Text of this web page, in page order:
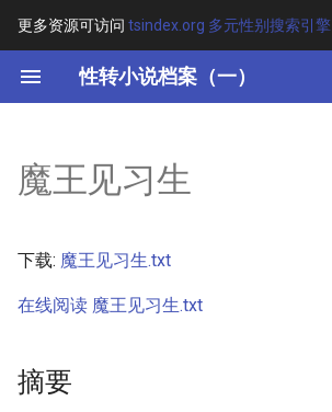
更多资源可访问 tsindex.org 多元性别搜索引擎
性转小说档案（一）
键
开
搜
索
其他信息
正文
魔王见习生
下载: 魔王见习生.txt
在线阅读 魔王见习生.txt
摘要